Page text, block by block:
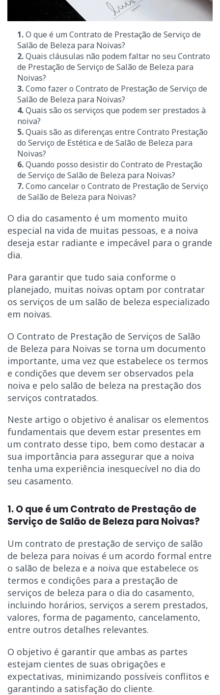
1.O que é um Contrato de Prestação de Serviço de
Salão de Beleza para Noivas?
2.Quais cláusulas não podem faltar no seu Contrato
de Prestação de Serviço de Salão de Beleza para
Noivas?
3.Como fazer o Contrato de Prestação de Serviço de
Salão de Beleza para Noivas?
4.Quais são os serviços que podem ser prestados à
noiva?
5.Quais são as diferenças entre Contrato Prestação
do Serviço de Estética e de Salão de Beleza para
Noivas?
6.Quando posso desistir do Contrato de Prestação
de Serviço de Salão de Beleza para Noivas?
7.Como cancelar o Contrato de Prestação de Serviço
de Salão de Beleza para Noivas?
O dia do casamento é um momento muito
especial na vida de muitas pessoas, e a noiva
deseja estar radiante e impecável para o grande
dia.
Para garantir que tudo saia conforme o
planejado, muitas noivas optam por contratar
os serviços de um salão de beleza especializado
em noivas.
O Contrato de Prestação de Serviços de Salão
de Beleza para Noivas se torna um documento
importante, uma vez que estabelece os termos
e condições que devem ser observados pela
noiva e pelo salão de beleza na prestação dos
serviços contratados.
Neste artigo o objetivo é analisar os elementos
fundamentais que devem estar presentes em
um contrato desse tipo, bem como destacar a
sua importância para assegurar que a noiva
tenha uma experiência inesquecível no dia do
seu casamento.
1. O que é um Contrato de Prestação de
Serviço de Salão de Beleza para Noivas?
Um contrato de prestação de serviço de salão
de beleza para noivas é um acordo formal entre
o salão de beleza e a noiva que estabelece os
termos e condições para a prestação de
serviços de beleza para o dia do casamento,
incluindo horários, serviços a serem prestados,
valores, forma de pagamento, cancelamento,
entre outros detalhes relevantes.
O objetivo é garantir que ambas as partes
estejam cientes de suas obrigações e
expectativas, minimizando possíveis conflitos e
garantindo a satisfação do cliente.